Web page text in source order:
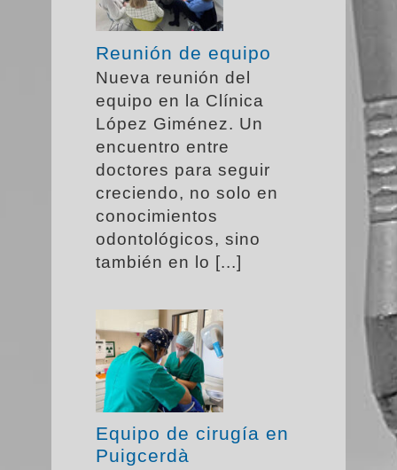
Reunión de equipo
Nueva reunión del
equipo en la Clínica
López Giménez. Un
encuentro entre
doctores para seguir
creciendo, no solo en
conocimientos
odontológicos, sino
también en lo [...]
Equipo de cirugía en
Puigcerdà